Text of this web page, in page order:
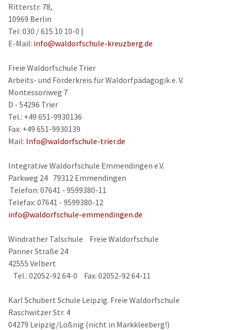
Ritterstr. 78,
10969 Berlin
Tel: 030 / 615 10 10-0 |
E-Mail: info@waldorfschule-kreuzberg.de
Freie Waldorfschule Trier
Arbeits- und Förderkreis für Waldorfpädagogik e. V.
Montessoriweg 7
D - 54296 Trier
Tel.: +49 651-9930136
Fax: +49 651-9930139
Mail: Info@waldorfschule-trier.de
Integrative Waldorfschule Emmendingen e.V.
Parkweg 24 79312 Emmendingen
Telefon: 07641 - 9599380-11
Telefax: 07641 - 9599380-12
info@waldorfschule-emmendingen.de
Windrather Talschule Freie Waldorfschule
Panner Straße 24
42555 Velbert
Tel.: 02052-92 64-0 Fax: 02052-92 64-11
Karl Schubert Schule Leipzig. Freie Waldorfschule
Raschwitzer Str. 4
04279 Leipzig/Lößnig (nicht in Markkleeberg!)